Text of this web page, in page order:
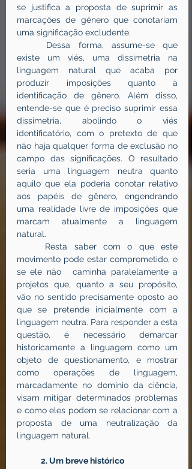
se justifica a proposta de suprimir as
marcações de gênero que conotariam
uma significação excludente.
existe um viés, uma dissimetria na
linguagem natural que acaba por
produzir imposições quanto à
identificação de gênero. Além disso,
entende-se que é preciso suprimir essa
dissimetria, abolindo o viés
identificatório, com o pretexto de que
não haja qualquer forma de exclusão no
campo das significações. O resultado
seria uma linguagem neutra quanto
aquilo que ela poderia conotar relativo
aos papéis de gênero, engendrando
uma realidade livre de imposições que
marcam atualmente a linguagem
natural.
movimento pode estar comprometido, e
se ele não 	caminha paralelamente a
projetos que, quanto a seu propósito,
vão no sentido precisamente oposto ao
que se pretende inicialmente com a
linguagem neutra. Para responder a esta
questão, é necessário demarcar
historicamente a linguagem como um
objeto de questionamento, e mostrar
como operações de linguagem,
marcadamente no domínio da ciência,
visam mitigar determinados problemas
e como eles podem se relacionar com a
proposta de uma neutralização da
linguagem natural.
2. Um breve histórico